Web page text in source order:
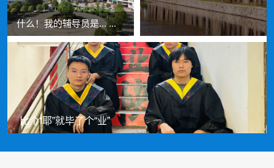
什么！我的辅导员是... ...
比个“耶”就毕了个“业”